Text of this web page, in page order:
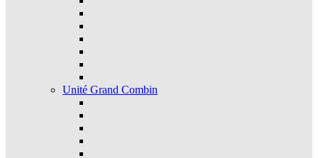
Unité Grand Combin